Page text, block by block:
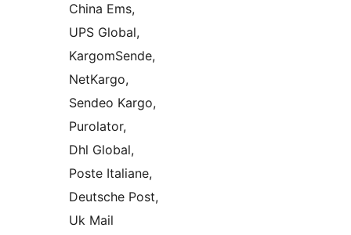
China Ems,
UPS Global,
KargomSende,
NetKargo,
Sendeo Kargo,
Purolator,
Dhl Global,
Poste Italiane,
Deutsche Post,
Uk Mail